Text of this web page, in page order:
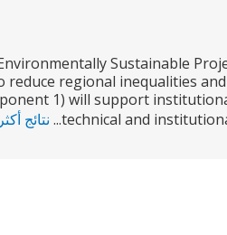
Sustainable
regional inequalities
1) will support
technical and
نتائج أكثر